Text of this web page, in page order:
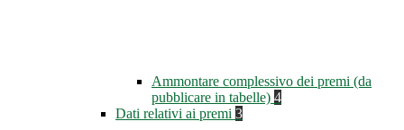
Ammontare complessivo dei premi (da
pubblicare in tabelle) 4
Dati relativi ai premi 3